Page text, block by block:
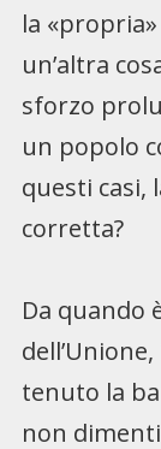
la
un’altra
sforzo
un popolo
questi casi,
corretta?
Da quando
tenuto la
non